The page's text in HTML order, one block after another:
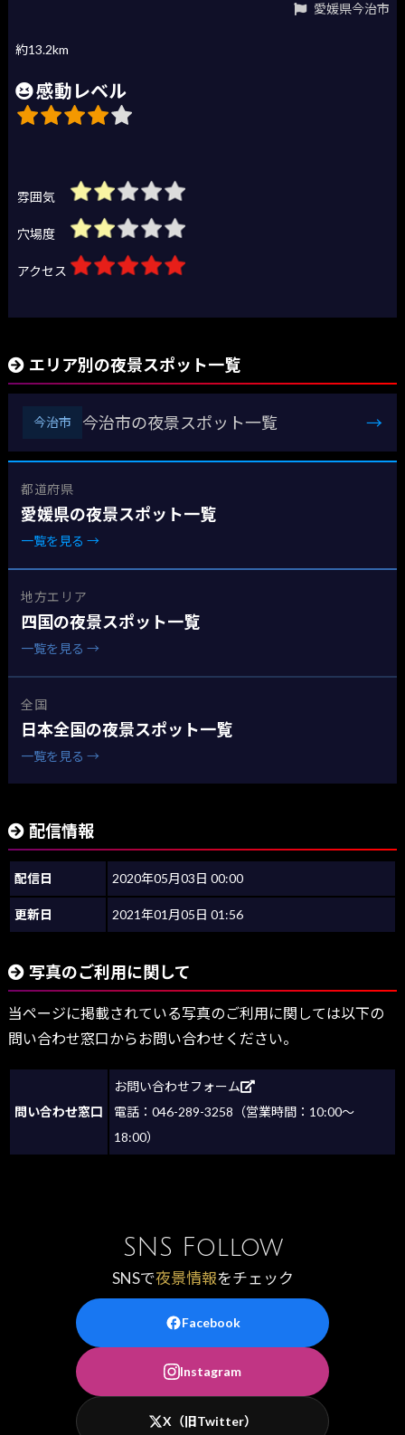
愛媛県今治市
約13.2km
感動レベル
雰囲気
穴場度
アクセス
エリア別の夜景スポット一覧
今治市 今治市の夜景スポット一覧 →
都道府県
愛媛県の夜景スポット一覧
一覧を見る →
地方エリア
四国の夜景スポット一覧
一覧を見る →
全国
日本全国の夜景スポット一覧
一覧を見る →
配信情報
配信日 2020年05月03日 00:00
更新日 2021年01月05日 01:56
写真のご利用に関して
当ページに掲載されている写真のご利用に関しては以下の
問い合わせ窓口からお問い合わせください。
問い合わせ窓口
お問い合わせフォーム
電話：046-289-3258（営業時間：10:00～
18:00）
SNS Follow
SNSで夜景情報をチェック
Facebook
Instagram
X（旧Twitter）